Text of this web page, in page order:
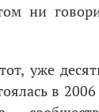
ни
уже
в